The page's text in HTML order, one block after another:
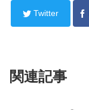
Twitter
関連記事